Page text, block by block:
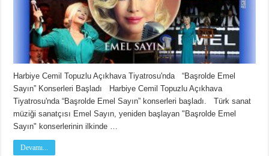
Harbiye Cemil Topuzlu Açıkhava Tiyatrosu'nda “Başrolde Emel
Sayın” Konserleri Başladı Harbiye Cemil Topuzlu Açıkhava
Tiyatrosu'nda “Başrolde Emel Sayın” konserleri başladı. Türk sanat
müziği sanatçısı Emel Sayın, yeniden başlayan "Başrolde Emel
Sayın" konserlerinin ilkinde …
Devamı...